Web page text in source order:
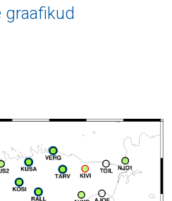
graafikud